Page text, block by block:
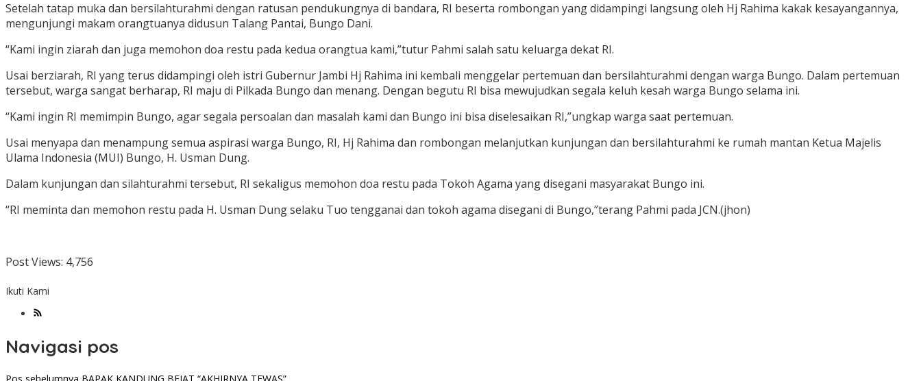
Setelah tatap muka dan bersilahturahmi dengan ratusan pendukungnya di bandara, RI beserta rombongan yang didampingi langsung oleh Hj Rahima kakak kesayangannya,
mengunjungi makam orangtuanya didusun Talang Pantai, Bungo Dani.
“Kami ingin ziarah dan juga memohon doa restu pada kedua orangtua kami,”tutur Pahmi salah satu keluarga dekat RI.
Usai berziarah, RI yang terus didampingi oleh istri Gubernur Jambi Hj Rahima ini kembali menggelar pertemuan dan bersilahturahmi dengan warga Bungo. Dalam pertemuan
tersebut, warga sangat berharap, RI maju di Pilkada Bungo dan menang. Dengan begutu RI bisa mewujudkan segala keluh kesah warga Bungo selama ini.
“Kami ingin RI memimpin Bungo, agar segala persoalan dan masalah kami dan Bungo ini bisa diselesaikan RI,”ungkap warga saat pertemuan.
Usai menyapa dan menampung semua aspirasi warga Bungo, RI, Hj Rahima dan rombongan melanjutkan kunjungan dan bersilahturahmi ke rumah mantan Ketua Majelis
Ulama Indonesia (MUI) Bungo, H. Usman Dung.
Dalam kunjungan dan silahturahmi tersebut, RI sekaligus memohon doa restu pada Tokoh Agama yang disegani masyarakat Bungo ini.
“RI meminta dan memohon restu pada H. Usman Dung selaku Tuo tengganai dan tokoh agama disegani di Bungo,”terang Pahmi pada JCN.(jhon)
Post Views: 4,756
Ikuti Kami
Navigasi pos